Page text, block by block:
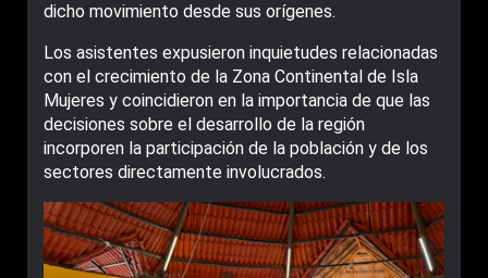
dicho movimiento desde sus orígenes.
Los asistentes expusieron inquietudes relacionadas
con el crecimiento de la Zona Continental de Isla
Mujeres y coincidieron en la importancia de que las
decisiones sobre el desarrollo de la región
incorporen la participación de la población y de los
sectores directamente involucrados.